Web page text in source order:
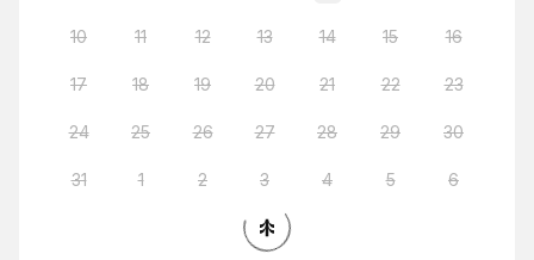
10 11 12 13 14 15 16
17 18 19 20 21 22 23
24 25 26 27 28 29 30
31 1 2 3 4 5 6